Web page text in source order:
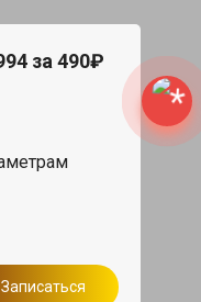
за 490₽
Записаться